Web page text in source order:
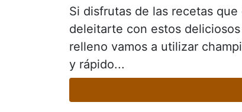
Si disfrutas de las recetas
deleitarte con estos
relleno vamos a utilizar
y rápido...